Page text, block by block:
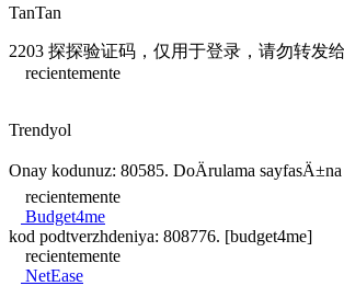
TanTan
2203 探探验证码，仅用于登录，请勿转发
recientemente
Trendyol
Onay kodunuz: 80585. DoÄrulama
recientemente
Budget4me
kod podtverzhdeniya: 808776. [budget4me]
recientemente
NetEase